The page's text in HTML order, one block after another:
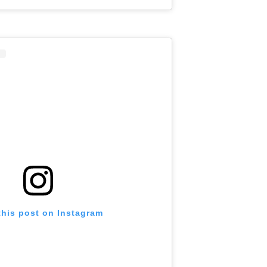
post on Instagram